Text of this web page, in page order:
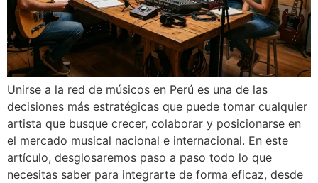
Unirse a la red de músicos en Perú es una de las
decisiones más estratégicas que puede tomar cualquier
artista que busque crecer, colaborar y posicionarse en
el mercado musical nacional e internacional. En este
artículo, desglosaremos paso a paso todo lo que
necesitas saber para integrarte de forma eficaz, desde